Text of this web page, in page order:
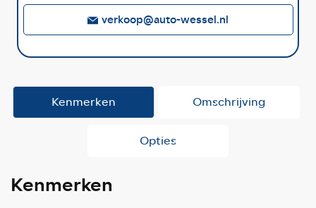
verkoop@auto-wessel.nl
Kenmerken Omschrijving
Opties
Kenmerken